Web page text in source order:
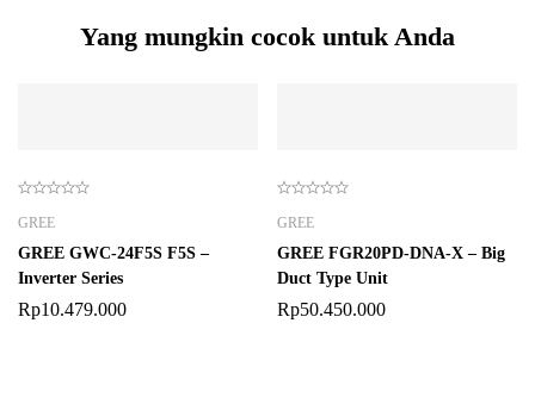
Yang mungkin cocok untuk Anda
GREE
GREE GWC-24F5S F5S –
Inverter Series
Rp10.479.000
GREE
GREE FGR20PD-DNA-X – Big
Duct Type Unit
Rp50.450.000